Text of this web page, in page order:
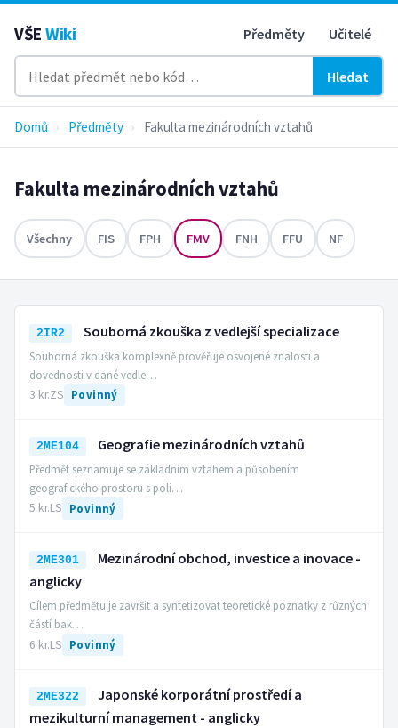
VŠE Wiki Předměty Učitelé
Hledat
Domů › Předměty › Fakulta mezinárodních vztahů
Fakulta mezinárodních vztahů
Všechny FIS FPH FMV FNH FFU NF
2IR2 Souborná zkouška z vedlejší specializace
Souborná zkouška komplexně prověřuje osvojené znalosti a
dovednosti v dané vedle…
3 kr.ZS Povinný
2ME104 Geografie mezinárodních vztahů
Předmět seznamuje se základním vztahem a působením
geografického prostoru s poli…
5 kr.LS Povinný
2ME301
Mezinárodní obchod, investice a inovace -
anglicky
Cílem předmětu je završit a syntetizovat teoretické poznatky z různých
částí bak…
6 kr.LS Povinný
2ME322
Japonské korporátní prostředí a
mezikulturní management - anglicky